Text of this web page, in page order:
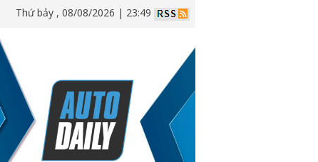
Thứ bảy , 08/08/2026 | 23:49